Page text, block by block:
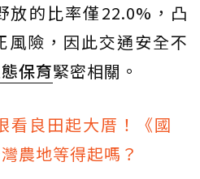
放的比率僅22.0%，凸
風險，因此交通安全不
保育緊密相關。
看良田起大厝！《國
農地等得起嗎？